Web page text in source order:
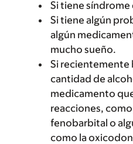
Si tiene síndrome
Si tiene algún
algún
mucho sueño.
Si recientemente
cantidad de
medicamento
reacciones,
fenobarbital o
como la